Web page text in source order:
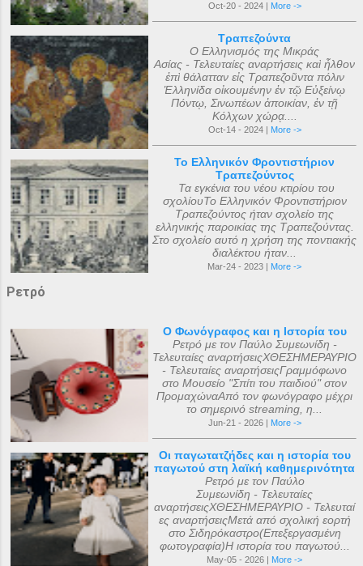
Oct-20 - 2024 | More ->
Τραπεζούντα
Ο Ελληνισμός της Μικράς
Ασίας - Τελευταίες αναρτήσεις καὶ ἦλθον
ἐπὶ θάλατταν εἰς Τραπεζοῦντα πόλιν
Ἑλληνίδα οἰκουμένην ἐν τῷ Εὐξείνῳ
Πόντῳ, Σινωπέων ἀποικίαν, ἐν τῇ
Κόλχων χώρᾳ....
Oct-14 - 2024 | More ->
Το Ελληνικόν Φροντιστήριον
Τραπεζούντος
Τα εγκένια του νέου κτιρίου του
σχολίουΤο Ελληνικόν Φροντιστήριον
Τραπεζούντος ήταν σχολείο της
ελληνικής παροικίας της Τραπεζούντας.
Στο σχολείο αυτό η χρήση της ποντιακής
διαλέκτου ήταν...
Mar-24 - 2023 | More ->
Ρετρό
Ο Φωνόγραφος και η Ιστορία του
Ρετρό με τον Παύλο Συμεωνίδη -
Τελευταίες αναρτήσειςΧΘΕΣΗΜΕΡΑΥΡΙΟ
- Τελευταίες αναρτήσειςΓραμμόφωνο
στο Μουσείο "Σπίτι του παιδιού" στον
ΠρομαχώναΑπό τον φωνόγραφο μέχρι
το σημερινό streaming, η...
Jun-21 - 2026 | More ->
Οι παγωτατζήδες και η ιστορία του
παγωτού στη λαϊκή καθημερινότητα
Ρετρό με τον Παύλο
Συμεωνίδη - Τελευταίες
αναρτήσειςΧΘΕΣΗΜΕΡΑΥΡΙΟ - Τελευταί
ες αναρτήσειςΜετά από σχολική εορτή
στο Σιδηρόκαστρο(Επεξεργασμένη
φωτογραφία)Η ιστορία του παγωτού...
May-05 - 2026 | More ->